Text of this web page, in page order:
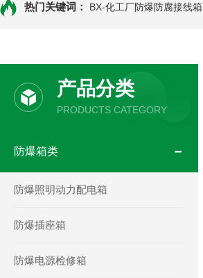
热门关键词： BX-化工厂防爆防腐接线箱
产品分类
PRODUCTS CATEGORY
防爆箱类
防爆照明动力配电箱
防爆插座箱
防爆电源检修箱